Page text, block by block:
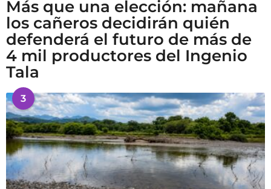
Más que una elección: mañana
los cañeros decidirán quién
defenderá el futuro de más de
4 mil productores del Ingenio
Tala
3